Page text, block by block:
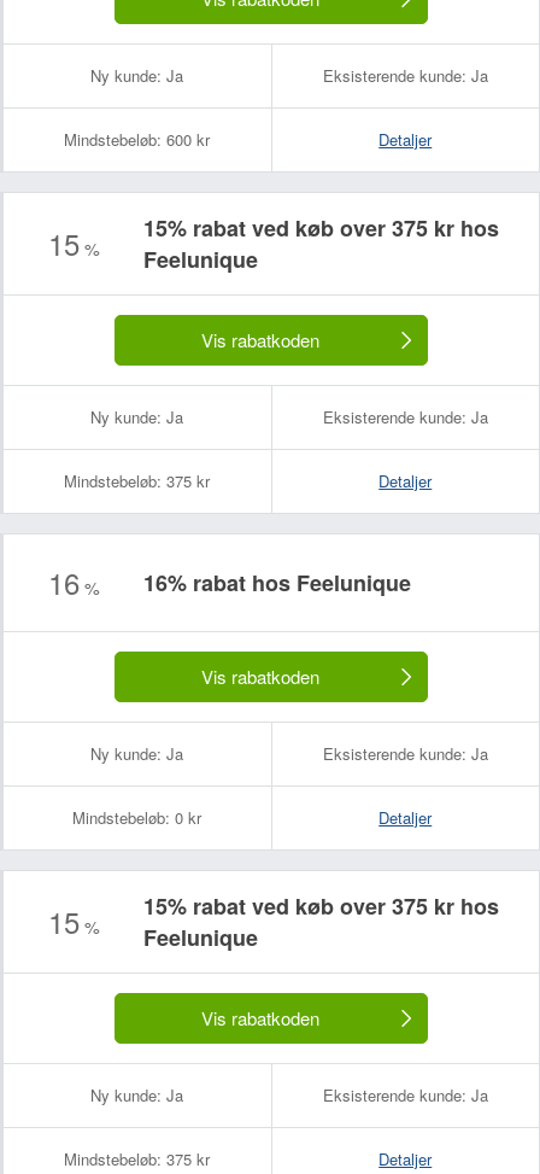
Ny kunde: Ja Eksisterende kunde: Ja
Mindstebeløb: 600 kr Detaljer
15 %
15% rabat ved køb over 375 kr hos
Feelunique
Vis rabatkoden
Ny kunde: Ja Eksisterende kunde: Ja
Mindstebeløb: 375 kr Detaljer
16 % 16% rabat hos Feelunique
Vis rabatkoden
Ny kunde: Ja Eksisterende kunde: Ja
Mindstebeløb: 0 kr Detaljer
15 %
15% rabat ved køb over 375 kr hos
Feelunique
Vis rabatkoden
Ny kunde: Ja Eksisterende kunde: Ja
Mindstebeløb: 375 kr Detaljer